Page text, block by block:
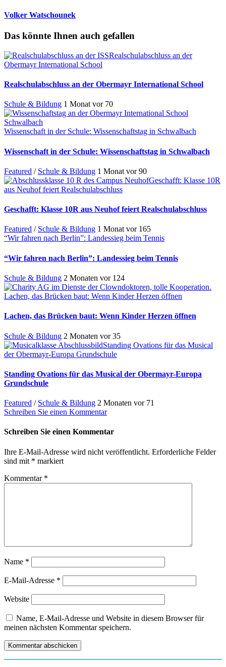
Volker Watschounek
Das könnte Ihnen auch gefallen
Realschulabschluss an der
Obermayr International School
Realschulabschluss an der Obermayr International School
Schule & Bildung 1 Monat vor 70
Wissenschaft in der Schule: Wissenschaftstag in Schwalbach
Wissenschaft in der Schule: Wissenschaftstag in Schwalbach
Featured / Schule & Bildung 1 Monat vor 90
Geschafft: Klasse 10R
aus Neuhof feiert Realschulabschluss
Geschafft: Klasse 10R aus Neuhof feiert Realschulabschluss
Featured / Schule & Bildung 1 Monat vor 165
“Wir fahren nach Berlin”: Landessieg beim Tennis
“Wir fahren nach Berlin”: Landessieg beim Tennis
Schule & Bildung 2 Monaten vor 124
Lachen, das Brücken baut: Wenn Kinder Herzen öffnen
Lachen, das Brücken baut: Wenn Kinder Herzen öffnen
Schule & Bildung 2 Monaten vor 35
Standing Ovations für das Musical
der Obermayr-Europa Grundschule
Standing Ovations für das Musical der Obermayr-Europa
Grundschule
Featured / Schule & Bildung 2 Monaten vor 71
Schreiben Sie einen Kommentar
Schreiben Sie einen Kommentar
Ihre E-Mail-Adresse wird nicht veröffentlicht. Erforderliche Felder
sind mit * markiert
Kommentar *
Name *
E-Mail-Adresse *
Website
Name, E-Mail-Adresse und Website in diesem Browser für
meinen nächsten Kommentar speichern.